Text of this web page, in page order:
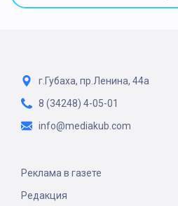
г.Губаха, пр.Ленина, 44а
8 (34248) 4-05-01
info@mediakub.com
Реклама в газете
Редакция